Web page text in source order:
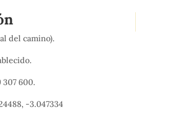
del camino).
600.
-3.047334